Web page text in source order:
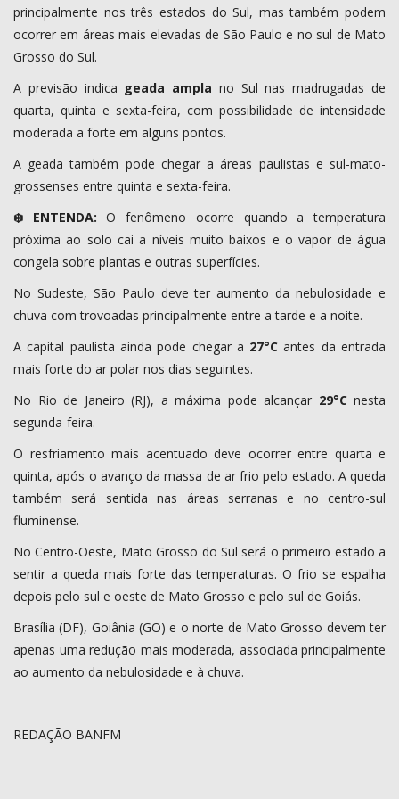
principalmente nos três estados do Sul, mas também podem
ocorrer em áreas mais elevadas de São Paulo e no sul de Mato
Grosso do Sul.
A previsão indica geada ampla no Sul nas madrugadas de
quarta, quinta e sexta-feira, com possibilidade de intensidade
moderada a forte em alguns pontos.
A geada também pode chegar a áreas paulistas e sul-mato-
grossenses entre quinta e sexta-feira.
❄️ ENTENDA: O fenômeno ocorre quando a temperatura
próxima ao solo cai a níveis muito baixos e o vapor de água
congela sobre plantas e outras superfícies.
No Sudeste, São Paulo deve ter aumento da nebulosidade e
chuva com trovoadas principalmente entre a tarde e a noite.
A capital paulista ainda pode chegar a 27°C antes da entrada
mais forte do ar polar nos dias seguintes.
No Rio de Janeiro (RJ), a máxima pode alcançar 29°C nesta
segunda-feira.
O resfriamento mais acentuado deve ocorrer entre quarta e
quinta, após o avanço da massa de ar frio pelo estado. A queda
também será sentida nas áreas serranas e no centro-sul
fluminense.
No Centro-Oeste, Mato Grosso do Sul será o primeiro estado a
sentir a queda mais forte das temperaturas. O frio se espalha
depois pelo sul e oeste de Mato Grosso e pelo sul de Goiás.
Brasília (DF), Goiânia (GO) e o norte de Mato Grosso devem ter
apenas uma redução mais moderada, associada principalmente
ao aumento da nebulosidade e à chuva.
REDAÇÃO BANFM